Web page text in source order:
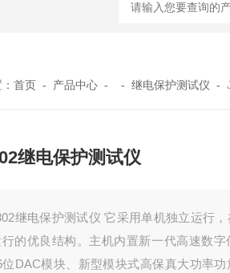
GM-5KV-20KV型可调高压兆欧表GM-
首页 - 产品中心 - - 继电保护测试仪 -
继电保护测试仪
继电保护测试仪 它采用单机独立运行
的优良结构。主机内置新一代高速数字
位DAC模块、新型模块式高保真大功率功